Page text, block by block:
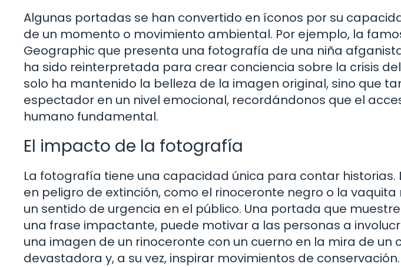
Algunas portadas se han convertido en íconos por su
de un momento o movimiento ambiental. Por ejemplo, la
Geographic que presenta una fotografía de una niña
ha sido reinterpretada para crear conciencia sobre la crisis
solo ha mantenido la belleza de la imagen original, sino que
espectador en un nivel emocional, recordándonos que el
humano fundamental.
El impacto de la fotografía
La fotografía tiene una capacidad única para contar historias.
en peligro de extinción, como el rinoceronte negro o la
un sentido de urgencia en el público. Una portada que
una frase impactante, puede motivar a las personas a
una imagen de un rinoceronte con un cuerno en la mira de un
devastadora y, a su vez, inspirar movimientos de conservación.